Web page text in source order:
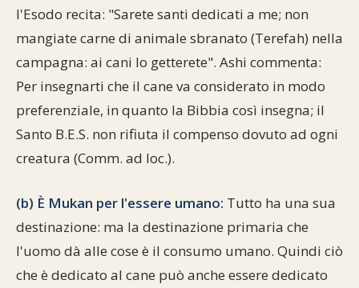
l'Esodo recita: "Sarete santi dedicati a me; non
mangiate carne di animale sbranato (Terefah) nella
campagna: ai cani lo getterete". Ashi commenta:
Per insegnarti che il cane va considerato in modo
preferenziale, in quanto la Bibbia così insegna; il
Santo B.E.S. non rifiuta il compenso dovuto ad ogni
creatura (Comm. ad loc.).
(b) È Mukan per l'essere umano: Tutto ha una sua
destinazione: ma la destinazione primaria che
l'uomo dà alle cose è il consumo umano. Quindi ciò
che è dedicato al cane può anche essere dedicato